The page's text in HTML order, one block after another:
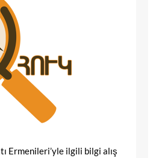
Ermenileri’yle ilgili bilgi alış